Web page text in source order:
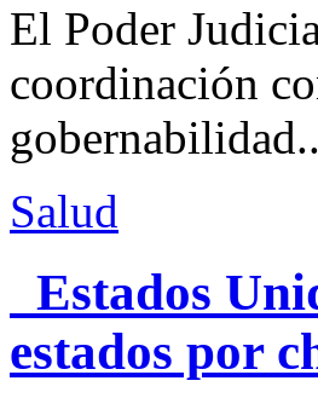
El Poder
coordinación
Salud
Estados
estados por